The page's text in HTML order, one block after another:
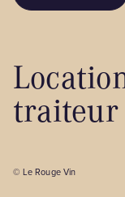
traiteur
© Le Rouge Vin